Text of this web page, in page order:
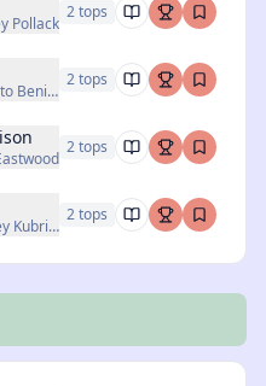
Pollack
2tops
Benigni
2tops
2tops
Kubrick
2tops